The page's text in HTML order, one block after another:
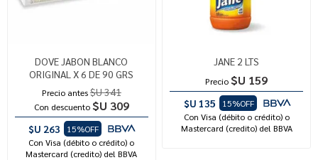
DOVE JABON BLANCO
ORIGINAL X 6 DE 90 GRS
Precio antes$U 341
Con descuento $U 309
$U 263
15%OFF
Con Visa (débito o crédito) o
Mastercard (credito) del BBVA
JANE 2 LTS
Precio $U 159
$U 135
15%OFF
Con Visa (débito o crédito) o
Mastercard (credito) del BBVA